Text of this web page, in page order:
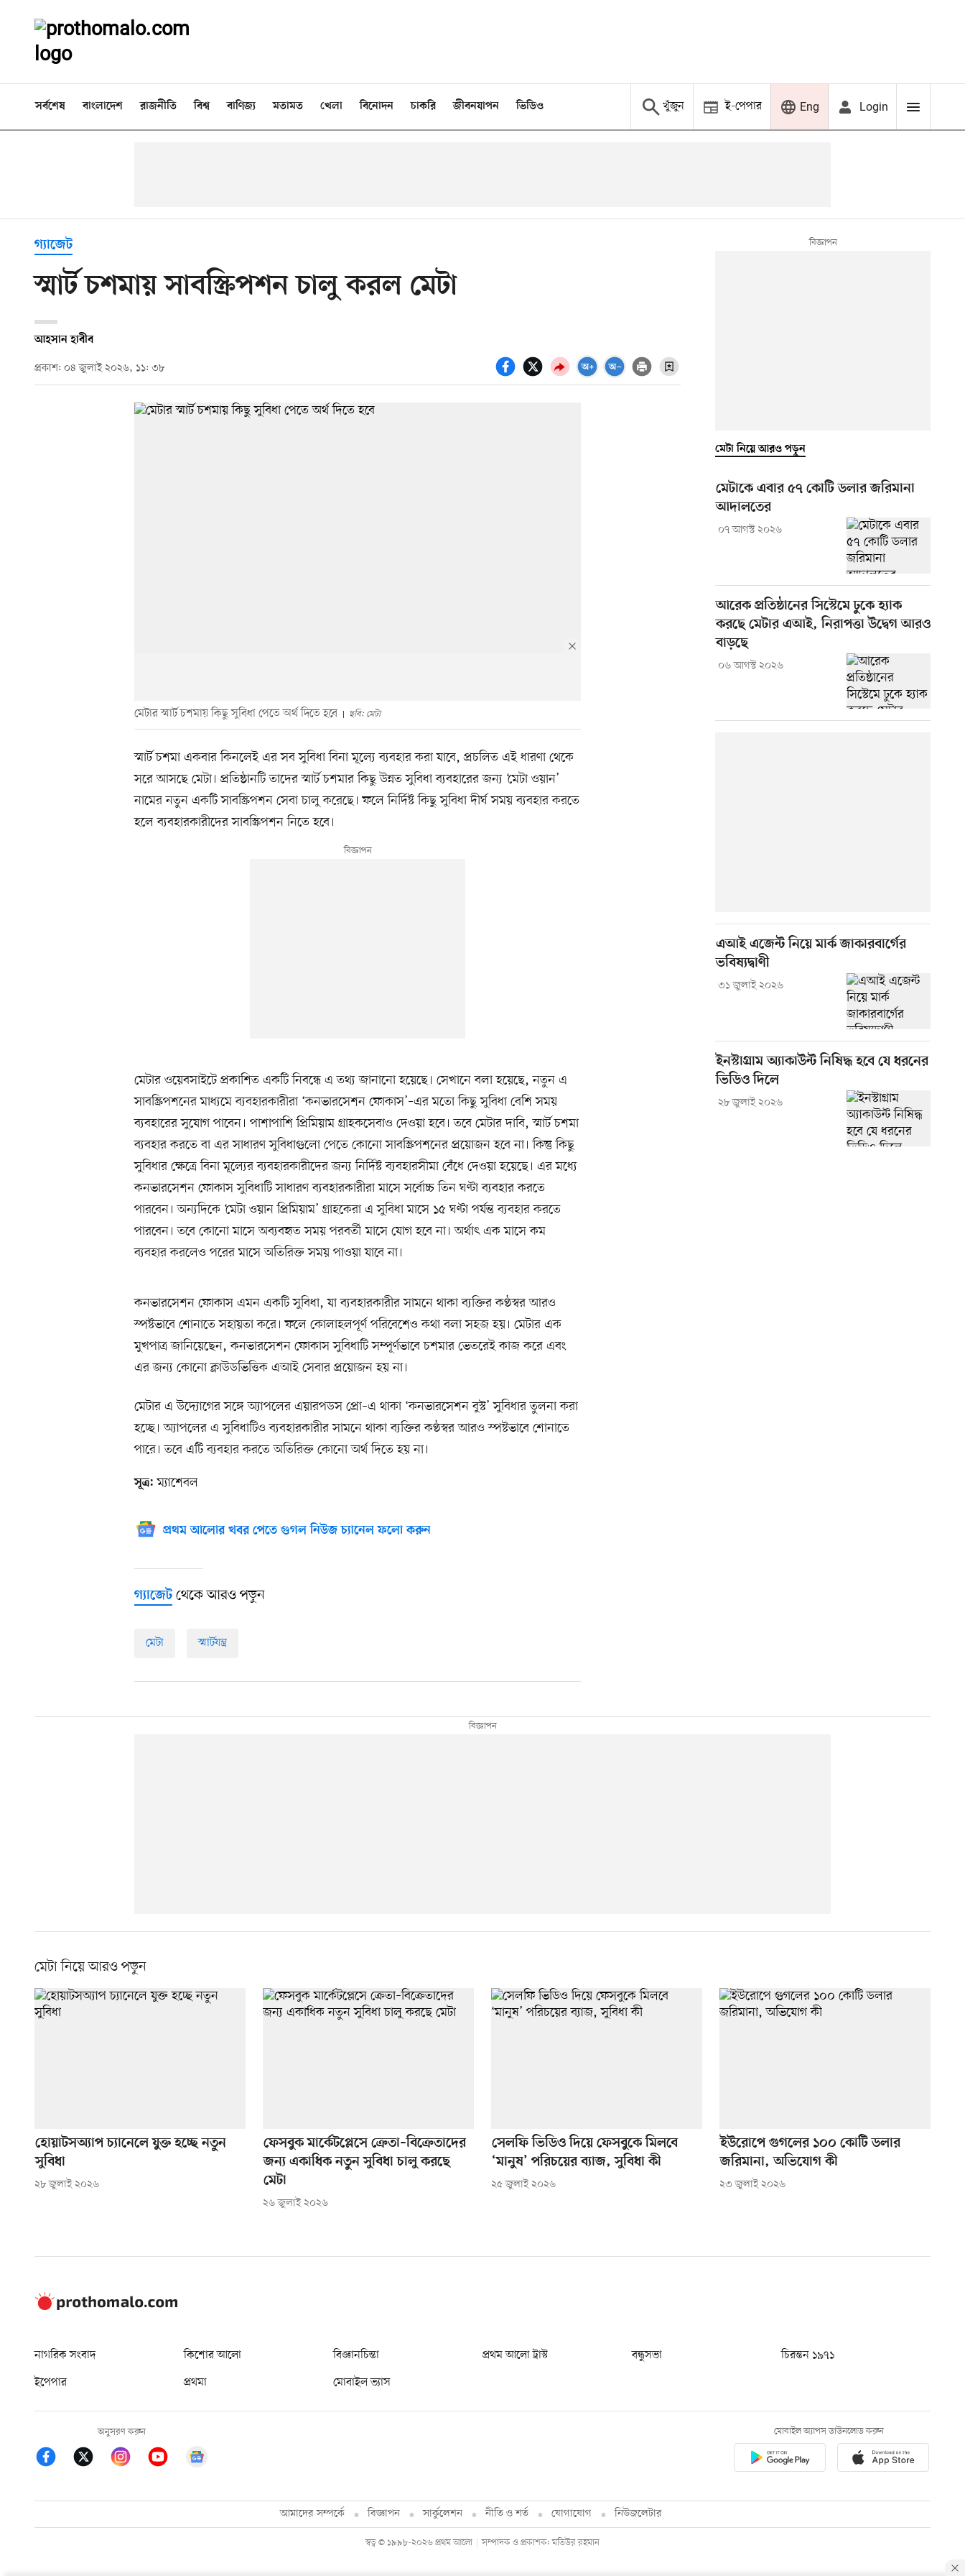
সর্বশেষ বাংলাদেশ রাজনীতি বিশ্ব বাণিজ্য মতামত খেলা বিনোদন চাকরি জীবনযাপন ভিডিও খুঁজুন ই-পেপার Eng Login
গ্যাজেট
স্মার্ট চশমায় সাবস্ক্রিপশন চালু করল মেটা
আহসান হাবীব
প্রকাশ: ০৪ জুলাই ২০২৬, ১১: ৩৮
মেটার স্মার্ট চশমায় কিছু সুবিধা পেতে অর্থ দিতে হবে ছবি: মেটা
স্মার্ট চশমা একবার কিনলেই এর সব সুবিধা বিনা মূল্যে ব্যবহার করা যাবে, প্রচলিত এই ধারণা থেকে
সরে আসছে মেটা। প্রতিষ্ঠানটি তাদের স্মার্ট চশমার কিছু উন্নত সুবিধা ব্যবহারের জন্য ‘মেটা ওয়ান’
নামের নতুন একটি সাবস্ক্রিপশন সেবা চালু করেছে। ফলে নির্দিষ্ট কিছু সুবিধা দীর্ঘ সময় ব্যবহার করতে
হলে ব্যবহারকারীদের সাবস্ক্রিপশন নিতে হবে।
মেটার ওয়েবসাইটে প্রকাশিত একটি নিবন্ধে এ তথ্য জানানো হয়েছে। সেখানে বলা হয়েছে, নতুন এ
সাবস্ক্রিপশনের মাধ্যমে ব্যবহারকারীরা ‘কনভারসেশন ফোকাস’–এর মতো কিছু সুবিধা বেশি সময়
ব্যবহারের সুযোগ পাবেন। পাশাপাশি প্রিমিয়াম গ্রাহকসেবাও দেওয়া হবে। তবে মেটার দাবি, স্মার্ট চশমা
ব্যবহার করতে বা এর সাধারণ সুবিধাগুলো পেতে কোনো সাবস্ক্রিপশনের প্রয়োজন হবে না। কিন্তু কিছু
সুবিধার ক্ষেত্রে বিনা মূল্যের ব্যবহারকারীদের জন্য নির্দিষ্ট ব্যবহারসীমা বেঁধে দেওয়া হয়েছে। এর মধ্যে
কনভারসেশন ফোকাস সুবিধাটি সাধারণ ব্যবহারকারীরা মাসে সর্বোচ্চ তিন ঘণ্টা ব্যবহার করতে
পারবেন। অন্যদিকে ‘মেটা ওয়ান প্রিমিয়াম’ গ্রাহকেরা এ সুবিধা মাসে ১৫ ঘণ্টা পর্যন্ত ব্যবহার করতে
পারবেন। তবে কোনো মাসে অব্যবহৃত সময় পরবর্তী মাসে যোগ হবে না। অর্থাৎ এক মাসে কম
ব্যবহার করলেও পরের মাসে অতিরিক্ত সময় পাওয়া যাবে না।
কনভারসেশন ফোকাস এমন একটি সুবিধা, যা ব্যবহারকারীর সামনে থাকা ব্যক্তির কণ্ঠস্বর আরও
স্পষ্টভাবে শোনাতে সহায়তা করে। ফলে কোলাহলপূর্ণ পরিবেশেও কথা বলা সহজ হয়। মেটার এক
মুখপাত্র জানিয়েছেন, কনভারসেশন ফোকাস সুবিধাটি সম্পূর্ণভাবে চশমার ভেতরেই কাজ করে এবং
এর জন্য কোনো ক্লাউডভিত্তিক এআই সেবার প্রয়োজন হয় না।
মেটার এ উদ্যোগের সঙ্গে অ্যাপলের এয়ারপডস প্রো–এ থাকা ‘কনভারসেশন বুস্ট’ সুবিধার তুলনা করা
হচ্ছে। অ্যাপলের এ সুবিধাটিও ব্যবহারকারীর সামনে থাকা ব্যক্তির কণ্ঠস্বর আরও স্পষ্টভাবে শোনাতে
পারে। তবে এটি ব্যবহার করতে অতিরিক্ত কোনো অর্থ দিতে হয় না।
সূত্র: ম্যাশেবল
প্রথম আলোর খবর পেতে গুগল নিউজ চ্যানেল ফলো করুন
গ্যাজেটথেকে আরও পড়ুন
মেটা স্মার্টযন্ত্র
মেটা নিয়ে আরও পড়ুন
মেটাকে এবার ৫৭ কোটি ডলার জরিমানা
আদালতের
০৭ আগস্ট ২০২৬
আরেক প্রতিষ্ঠানের সিস্টেমে ঢুকে হ্যাক
করছে মেটার এআই, নিরাপত্তা উদ্বেগ আরও
বাড়ছে
০৬ আগস্ট ২০২৬
এআই এজেন্ট নিয়ে মার্ক জাকারবার্গের
ভবিষ্যদ্বাণী
৩১ জুলাই ২০২৬
ইনস্টাগ্রাম অ্যাকাউন্ট নিষিদ্ধ হবে যে ধরনের
ভিডিও দিলে
২৮ জুলাই ২০২৬
মেটা নিয়ে আরও পড়ুন
হোয়াটসঅ্যাপ চ্যানেলে যুক্ত হচ্ছে নতুন
সুবিধা
২৮ জুলাই ২০২৬
ফেসবুক মার্কেটপ্লেসে ক্রেতা–বিক্রেতাদের
জন্য একাধিক নতুন সুবিধা চালু করছে
মেটা
২৬ জুলাই ২০২৬
সেলফি ভিডিও দিয়ে ফেসবুকে মিলবে
‘মানুষ’ পরিচয়ের ব্যাজ, সুবিধা কী
২৫ জুলাই ২০২৬
ইউরোপে গুগলের ১০০ কোটি ডলার
জরিমানা, অভিযোগ কী
২৩ জুলাই ২০২৬
নাগরিক সংবাদ কিশোর আলো বিজ্ঞানচিন্তা প্রথম আলো ট্রাস্ট বন্ধুসভা
চিরন্তন ১৯৭১
ইপেপার
প্রথমা মোবাইল ভ্যাস
অনুসরণ করুন মোবাইল অ্যাপস ডাউনলোড করুন
আমাদের সম্পর্কে বিজ্ঞাপন সার্কুলেশন নীতি ও শর্ত যোগাযোগ নিউজলেটার
স্বত্ব © ১৯৯৮-২০২৬ প্রথম আলো সম্পাদক ও প্রকাশক: মতিউর রহমান